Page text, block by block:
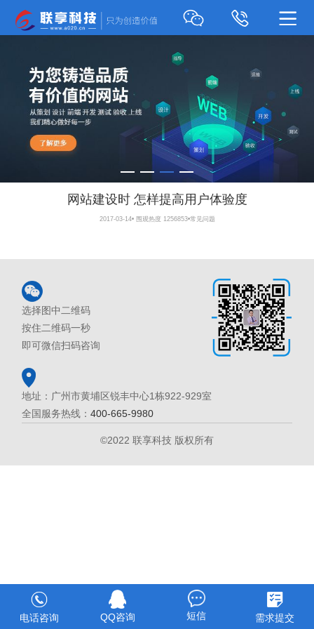
网站建设时 怎样提高用户体验度
2017-03-14• 围观热度 1256853•常见问题
选择图中二维码
按住二维码一秒
即可微信扫码咨询
地址：广州市黄埔区锐丰中心1栋922-929室
全国服务热线： 400-665-9980
©2022 联享科技 版权所有
电话咨询 QQ咨询 短信 需求提交